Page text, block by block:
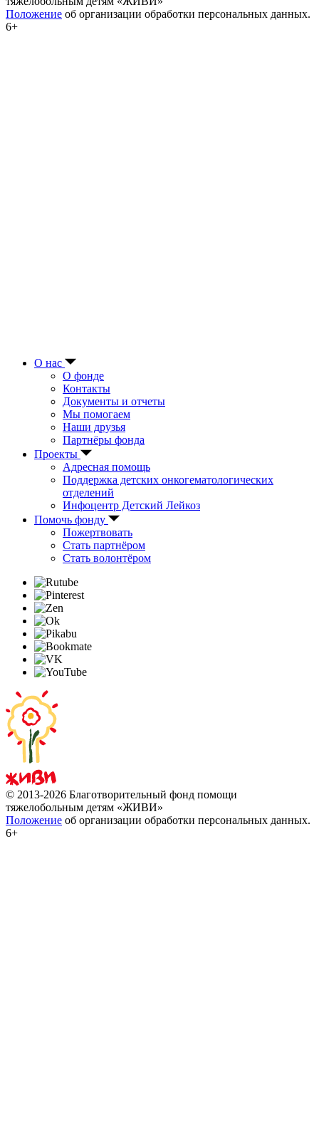
Положение об организации обработки персональных данных.
6+
О нас
О фонде
Контакты
Документы и отчеты
Мы помогаем
Наши друзья
Партнёры фонда
Проекты
Адресная помощь
Поддержка детских онкогематологических
отделений
Инфоцентр Детский Лейкоз
Помочь фонду
Пожертвовать
Стать партнёром
Стать волонтёром
© 2013-2026 Благотворительный фонд помощи
тяжелобольным детям «ЖИВИ»
Положение об организации обработки персональных данных.
6+